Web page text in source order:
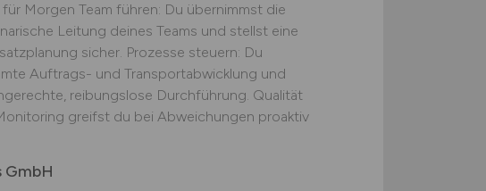
Morgen Team führen: Du übernimmst die
Leitung deines Teams und stellst eine
sicher. Prozesse steuern: Du
Auftrags- und Transportabwicklung und
reibungslose Durchführung. Qualität
greifst du bei Abweichungen proaktiv
GmbH